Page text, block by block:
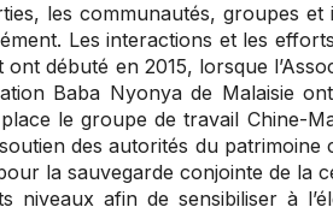
les communautés, groupes
Les interactions et les
ont débuté en 2015, lorsque
Baba Nyonya de Malaisie
le groupe de travail Chine-
des autorités du
la sauvegarde conjointe de la
niveaux afin de sensibiliser à